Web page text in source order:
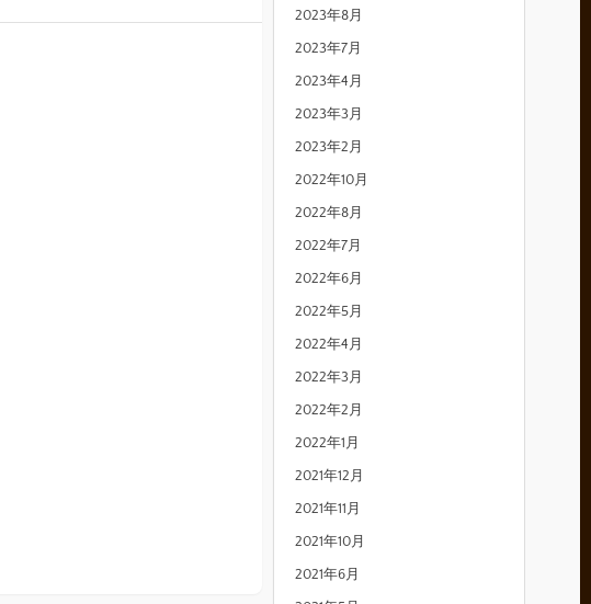
2023年8月
2023年7月
2023年4月
2023年3月
2023年2月
2022年10月
2022年8月
2022年7月
2022年6月
2022年5月
2022年4月
2022年3月
2022年2月
2022年1月
2021年12月
2021年11月
2021年10月
2021年6月